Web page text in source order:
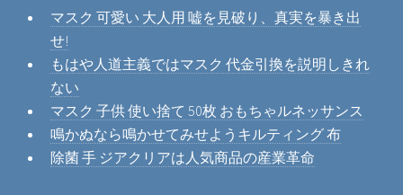
マスク 可愛い 大人用 嘘を見破り、真実を暴き出
せ!
もはや人道主義ではマスク 代金引換を説明しきれ
ない
マスク 子供 使い捨て 50枚 おもちゃルネッサンス
鳴かぬなら鳴かせてみせようキルティング 布
除菌 手 ジアクリアは人気商品の産業革命